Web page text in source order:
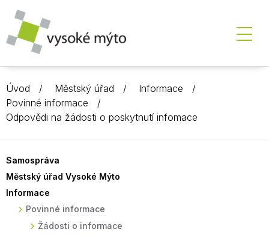
Úvod Městský úřad
Informace
Povinné informace
Odpovědi na žádosti o poskytnutí infomace
Samospráva
Městský úřad Vysoké Mýto
Informace
Povinné informace
Žádosti o informace